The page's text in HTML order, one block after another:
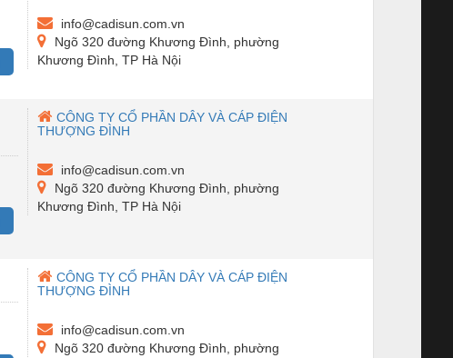
info@cadisun.com.vn
Ngõ 320 đường Khương Đình, phường
Khương Đình, TP Hà Nội
CÔNG TY CỔ PHẦN DÂY VÀ CÁP ĐIỆN
THƯỢNG ĐÌNH
info@cadisun.com.vn
Ngõ 320 đường Khương Đình, phường
Khương Đình, TP Hà Nội
CÔNG TY CỔ PHẦN DÂY VÀ CÁP ĐIỆN
THƯỢNG ĐÌNH
info@cadisun.com.vn
Ngõ 320 đường Khương Đình, phường